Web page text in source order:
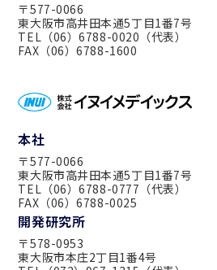
〒577-0066
東大阪市高井田本通5丁目1番7号
TEL（06）6788-0020（代表）
FAX（06）6788-1600
本社
〒577-0066
東大阪市高井田本通5丁目1番7号
TEL（06）6788-0777（代表）
FAX（06）6788-0025
開発研究所
〒578-0953
東大阪市本庄2丁目1番4号